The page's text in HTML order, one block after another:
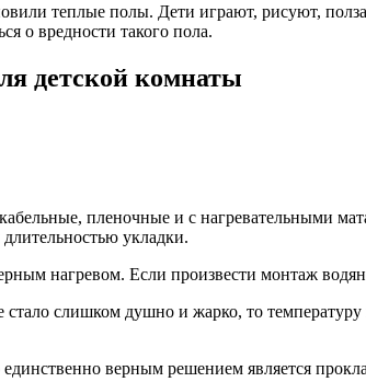
теплые полы. Дети играют, рисуют,
о вредности такого пола.
детской комнаты
пленочные и с нагревательными
укладки.
нагревом. Если произвести монтаж
слишком душно и жарко, то
верным решением является